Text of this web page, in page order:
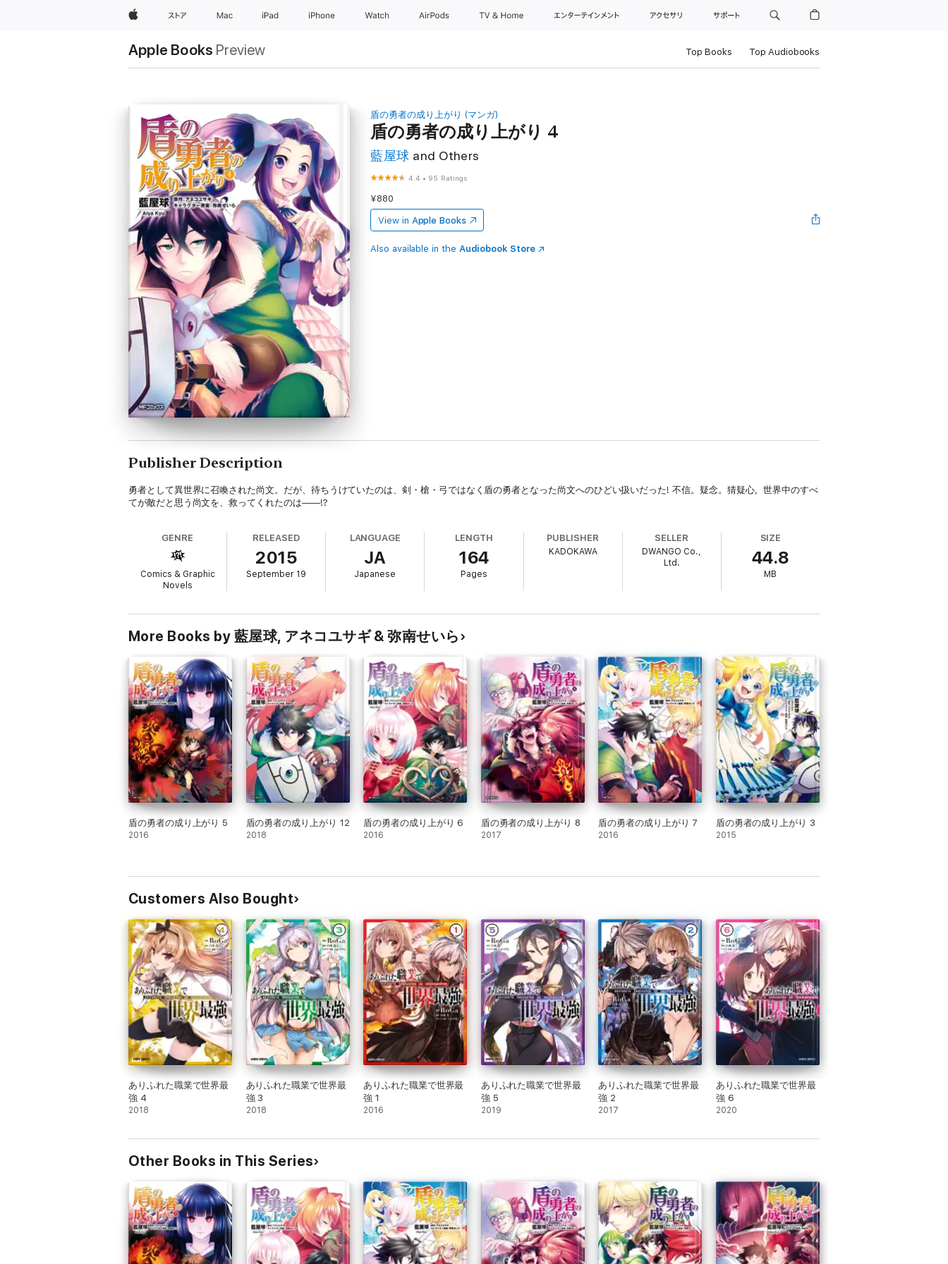
Appleストア Mac iPad iPhone Watch AirPods TV & Home エンターテインメント アクセサリ サポート
Apple Books Preview Top Books Top Audiobooks
盾の勇者の成り上がり (マンガ)
盾の勇者の成り上がり 4
藍屋球 and Others
4.4 • 95 Ratings
¥880
View in Apple Books
Also available in the Audiobook Store
Publisher Description
勇者として異世界に召喚された尚文。だが、待ちうけていたのは、剣・槍・弓ではなく盾の勇者となった尚文へのひどい扱いだった! 不信。疑念。猜疑心。世界中のすべ
てが敵だと思う尚文を、救ってくれたのは――!?
GENRE
Comics & Graphic
Novels
RELEASED
2015
September 19
LANGUAGE
JA
Japanese
LENGTH
164
Pages
PUBLISHER
KADOKAWA
SELLER
DWANGO Co.,
Ltd.
SIZE
44.8
MB
More Books by 藍屋球, アネコユサギ & 弥南せいら
盾の勇者の成り上がり 5
2016
盾の勇者の成り上がり 12
2018
盾の勇者の成り上がり 6
2016
盾の勇者の成り上がり 8
2017
盾の勇者の成り上がり 7
2016
盾の勇者の成り上がり 3
2015
Customers Also Bought
ありふれた職業で世界最
強 4
2018
ありふれた職業で世界最
強 3
2018
ありふれた職業で世界最
強 1
2016
ありふれた職業で世界最
強 5
2019
ありふれた職業で世界最
強 2
2017
ありふれた職業で世界最
強 6
2020
Other Books in This Series